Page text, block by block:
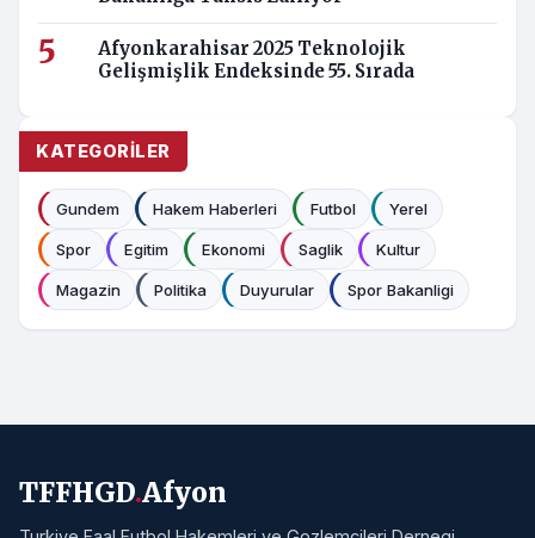
Afyonkarahisar 2025 Teknolojik
Gelişmişlik Endeksinde 55. Sırada
KATEGORILER
Gundem Hakem Haberleri Futbol Yerel
Spor Egitim Ekonomi Saglik Kultur
Magazin Politika Duyurular Spor Bakanligi
TFFHGD.Afyon